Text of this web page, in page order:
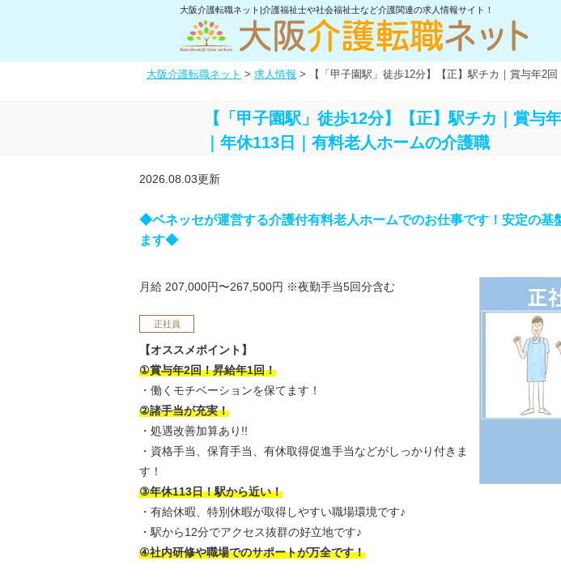
大阪介護転職ネット|介護福祉士や社会福祉士など介護関連の求人情報サイト！
大阪介護転職ネット > 求人情報 >
【「甲子園駅」徒歩12分】【正】駅チカ｜賞与年2
【「甲子園駅」徒歩12分】【正】駅チカ｜賞与
｜年休113日｜有料老人ホームの介護職
2026.08.03更新
◆ベネッセが運営する介護付有料老人ホームでのお仕事です！安定の基
ます◆
月給 207,000円〜267,500円 ※夜勤手当5回分含む
正社員
【オススメポイント】
①賞与年2回！昇給年1回！
・働くモチベーションを保てます！
②諸手当が充実！
・処遇改善加算あり!!
・資格手当、保育手当、有休取得促進手当などがしっかり付きま
す！
③年休113日！駅から近い！
・有給休暇、特別休暇が取得しやすい職場環境です♪
・駅から12分でアクセス抜群の好立地です♪
④社内研修や職場でのサポートが万全です！